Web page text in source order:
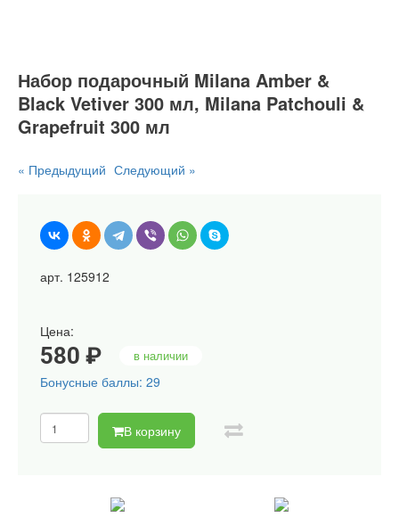
Набор подарочный Milana Amber &
Black Vetiver 300 мл, Milana Patchouli &
Grapefruit 300 мл
« Предыдущий Следующий »
арт. 125912
Цена:
580 ₽ в наличии
Бонусные баллы: 29
В корзину